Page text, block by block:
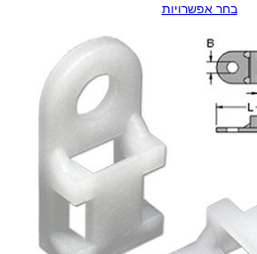
בחר אפשרויות